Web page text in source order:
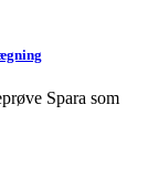
Spara som